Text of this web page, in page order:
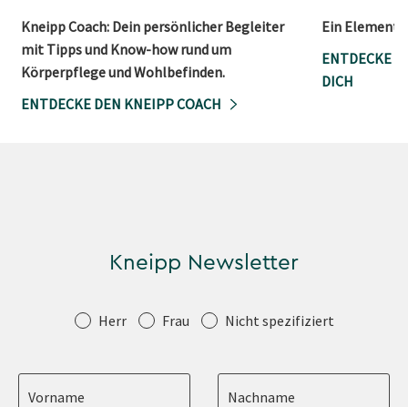
Kneipp Coach: Dein persönlicher Begleiter
mit Tipps und Know-how rund um
Körperpflege und Wohlbefinden.
ENTDECKE DEN KNEIPP COACH
Ein Element,
ENTDECKE
DICH
Kneipp Newsletter
Anrede Herr Frau Nicht spezifiziert
Vorname Nachname